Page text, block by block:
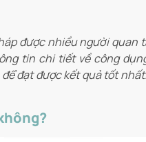
được nhiều người quan
tin chi tiết về công
đạt được kết quả tốt